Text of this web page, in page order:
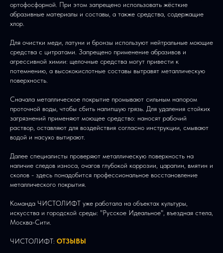
ортофосфорной. При этом запрещено использовать жёсткие
абразивные материалы и составы, а также средства, содержащие
хлор.
Для очистки меди, латуни и бронзы используют нейтральные моющие
средства с цитратами. Запрещено применение абразивов и
агрессивной химии: щелочные средства могут привести к
потемнению, а высококислотные составы вытравят металлическую
поверхность.
Сначала металлическое покрытие промывают сильным напором
проточной воды, чтобы сбить налипшую грязь. Для удаления стойких
загрязнений применяют моющее средство: наносят рабочий
раствор, оставляют для воздействия согласно инструкции, смывают
водой и насухо вытирают.
Далее специалисты проверяют металлическую поверхность на
наличие следов износа, очагов глубокой коррозии, царапин, вмятин и
сколов - здесь понадобится профессиональное восстановление
металлического покрытия.
Команда ЧИСТОЛИФТ уже работала на объектах культуры,
искусства и городской среды: "Русское Идеальное", въездная стела,
Москва-Сити.
ЧИСТОЛИФТ: ОТЗЫВЫ